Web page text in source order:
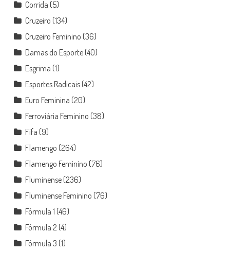
Corrida (5)
Cruzeiro (134)
Cruzeiro Feminino (36)
Damas do Esporte(40)
Esgrima (1)
Esportes Radicais(42)
Euro Feminina (20)
Ferroviária Feminino (38)
Fifa (9)
Flamengo (264)
Flamengo Feminino (76)
Fluminense(236)
Fluminense Feminino (76)
Fórmula 1 (46)
Fórmula 2 (4)
Fórmula 3 (1)